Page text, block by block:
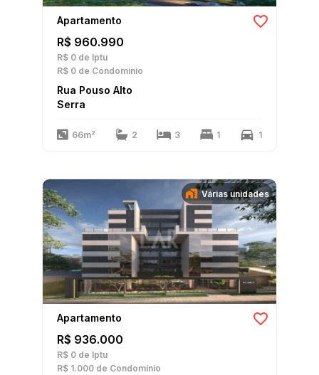
Apartamento
R$ 960.990
R$ 0 de Iptu
R$ 0 de Condomínio
Rua Pouso Alto
Serra
66m² 2 3 1 1
Várias unidades
Apartamento
R$ 936.000
R$ 0 de Iptu
R$ 1.000 de Condomínio